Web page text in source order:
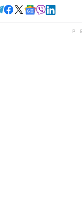
Читайте в Telegram
Читайте в
Читайте в X
Читайте в
Читайте